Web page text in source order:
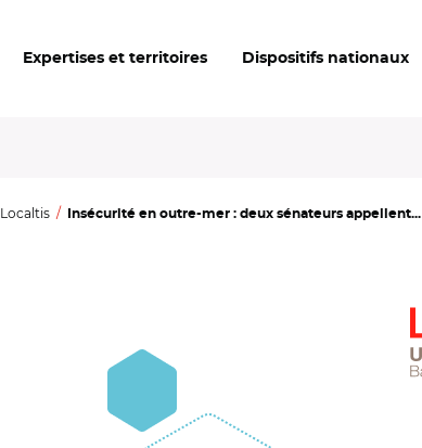
Expertises et territoires Dispositifs nationaux
Localtis Insécurité en outre-mer : deux sénateurs appellent...